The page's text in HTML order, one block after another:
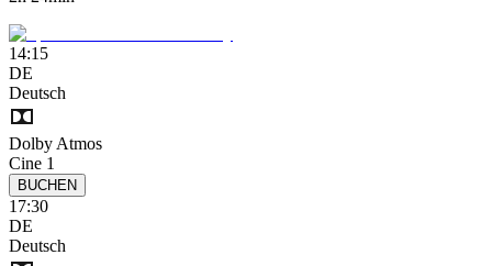
14:15
DE
Deutsch
Dolby Atmos
Cine 1
BUCHEN
17:30
DE
Deutsch